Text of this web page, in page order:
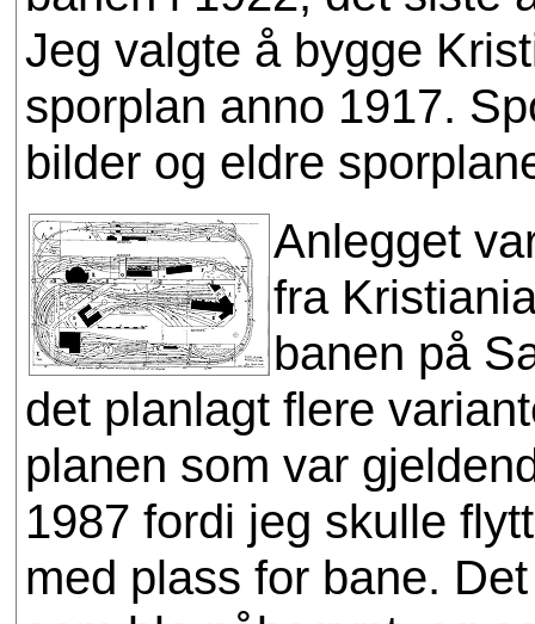
Jeg valgte å bygge
sporplan anno 1917.
bilder og eldre
Anlegget
fra
banen på
det planlagt flere
planen som var
1987 fordi jeg skulle
med plass for bane.